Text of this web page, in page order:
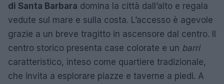
di Santa Barbara domina la città dall’alto e regala
vedute sul mare e sulla costa. L’accesso è agevole
grazie a un breve tragitto in ascensore dal centro. Il
centro storico presenta case colorate e un barri
caratteristico, inteso come quartiere tradizionale,
che invita a esplorare piazze e taverne a piedi. A